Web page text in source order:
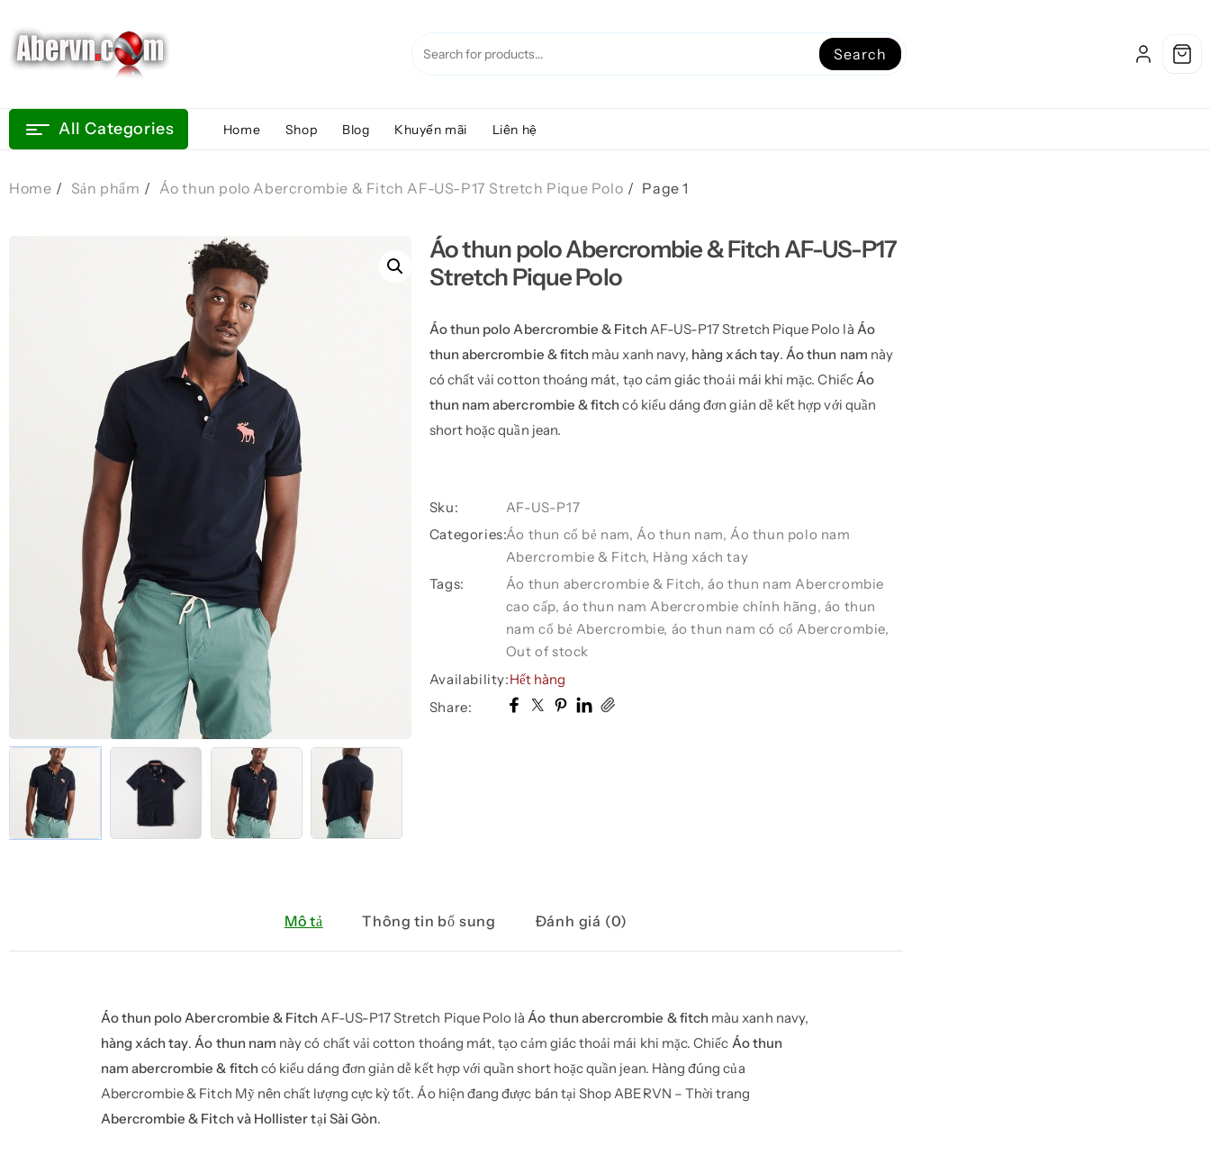
content
Search
All Categories Home Shop Blog Khuyến mãi Liên hệ
Home Sản phẩm Áo thun polo Abercrombie & Fitch AF-US-P17 Stretch Pique Polo Page 1
Áo thun polo Abercrombie & Fitch AF-US-P17
Stretch Pique Polo
Áo thun polo Abercrombie & Fitch AF-US-P17 Stretch Pique Polo là Áo
thun abercrombie & fitch màu xanh navy, hàng xách tay.Áo thun nam này
có chất vải cotton thoáng mát, tạo cảm giác thoải mái khi mặc. ChiếcÁo
thun nam abercrombie & fitch có kiểu dáng đơn giản dễ kết hợp với quần
short hoặc quần jean.
Sku:
AF-US-P17
Categories:Áo thun cổ bẻ nam,Áo thun nam, Áo thun polo nam
Abercrombie & Fitch, Hàng xách tay
Tags:
Áo thun abercrombie & Fitch,áo thun nam Abercrombie
cao cấp,áo thun nam Abercrombie chính hãng, áo thun
nam cổ bẻ Abercrombie, áo thun nam có cổ Abercrombie,
Out of stock
Availability:Hết hàng
Share:
Mô tả Thông tin bổ sung Đánh giá (0)
Áo thun polo Abercrombie & Fitch AF-US-P17 Stretch Pique Polo làÁo thun abercrombie & fitch màu xanh navy,
hàng xách tay.Áo thun nam này có chất vải cotton thoáng mát, tạo cảm giác thoải mái khi mặc. Chiếc Áo thun
nam abercrombie & fitch có kiểu dáng đơn giản dễ kết hợp với quần short hoặc quần jean. Hàng đúng của
Abercrombie & Fitch Mỹ nên chất lượng cực kỳ tốt. Áo hiện đang được bán tại Shop ABERVN – Thời trang
Abercrombie & Fitch và Hollister tại Sài Gòn.